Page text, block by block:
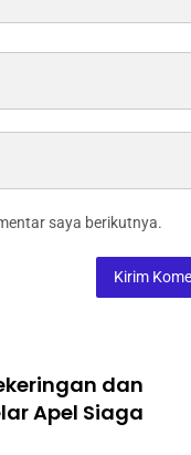
saya berikutnya.
dan
Apel Siaga